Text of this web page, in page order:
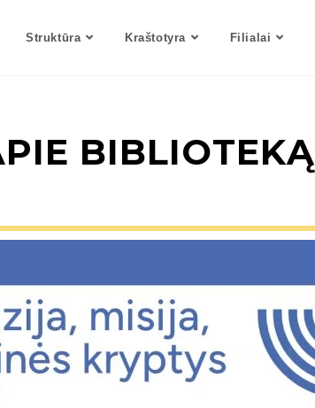
Struktūra Kraštotyra Filialai
BIBLIOTEKĄ